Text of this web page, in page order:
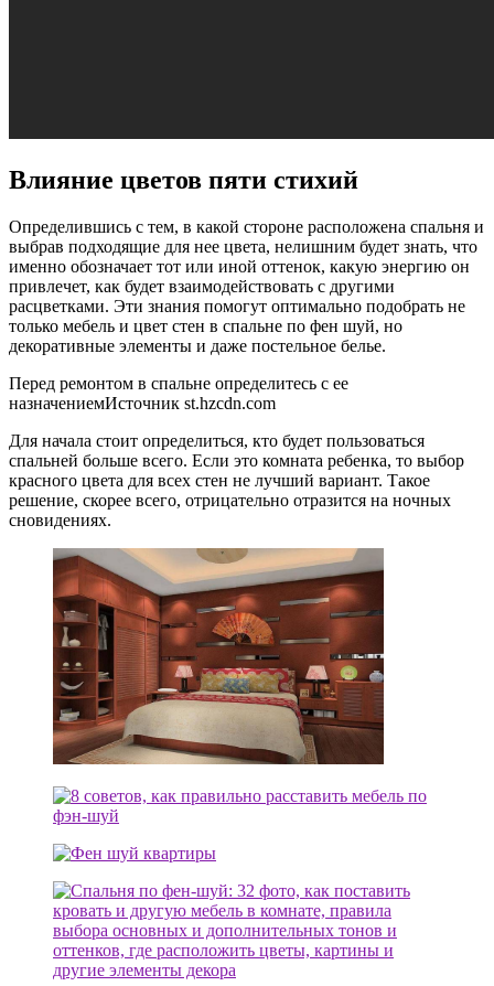
Влияние цветов пяти стихий
Определившись с тем, в какой стороне расположена спальня и
выбрав подходящие для нее цвета, нелишним будет знать, что
именно обозначает тот или иной оттенок, какую энергию он
привлечет, как будет взаимодействовать с другими
расцветками. Эти знания помогут оптимально подобрать не
только мебель и цвет стен в спальне по фен шуй, но
декоративные элементы и даже постельное белье.
Перед ремонтом в спальне определитесь с ее
назначениемИсточник st.hzcdn.com
Для начала стоит определиться, кто будет пользоваться
спальней больше всего. Если это комната ребенка, то выбор
красного цвета для всех стен не лучший вариант. Такое
решение, скорее всего, отрицательно отразится на ночных
сновидениях.